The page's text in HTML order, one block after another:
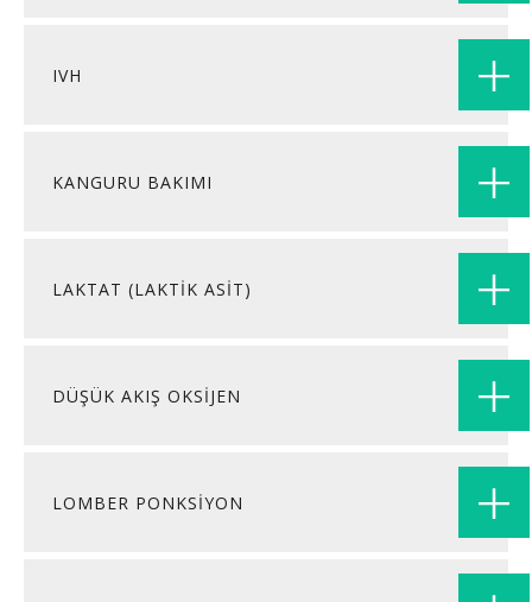
IVH
KANGURU BAKIMI
LAKTAT (LAKTIK ASIT)
DÜŞÜK AKIŞ OKSİJEN
LOMBER PONKSİYON